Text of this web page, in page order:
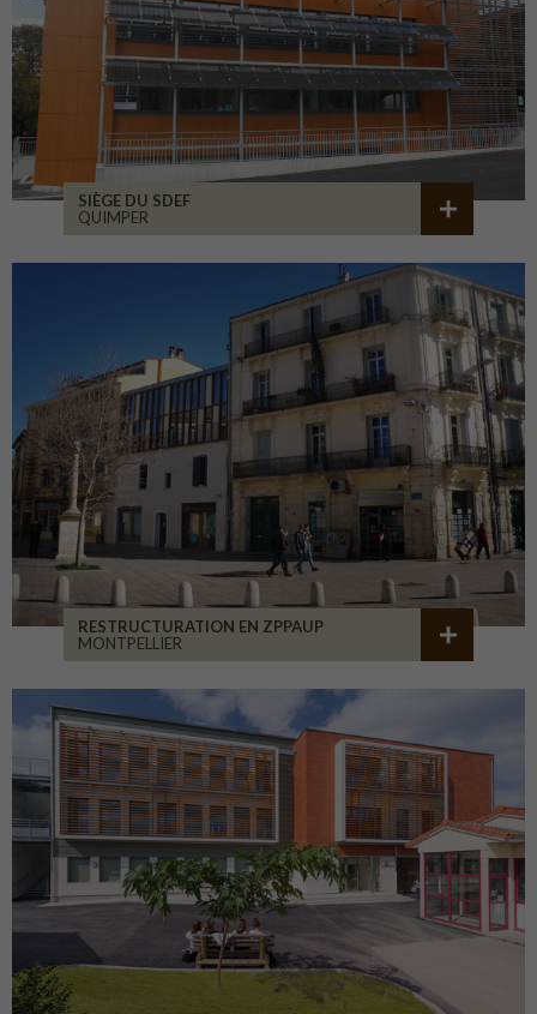
SIÈGE DU SDEF
QUIMPER
RESTRUCTURATION EN ZPPAUP
MONTPELLIER